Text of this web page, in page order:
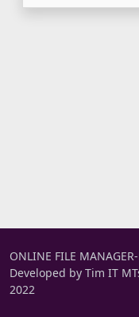
ONLINE FILE
Developed by Tim IT
2022